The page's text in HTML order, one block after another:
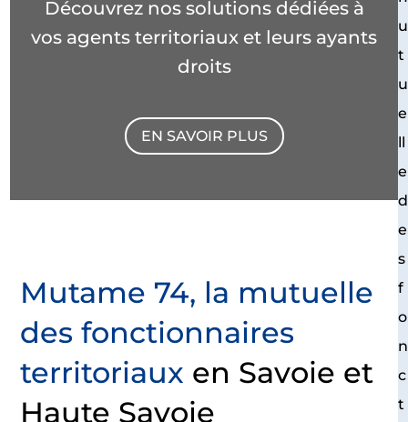
Découvrez nos solutions dédiées à
vos agents territoriaux et leurs ayants
droits
EN SAVOIR PLUS
Mutame 74, la mutuelle
des fonctionnaires
territoriaux en Savoie et
Haute Savoie
u
t
u
e
ll
e
d
e
s
f
o
n
c
t